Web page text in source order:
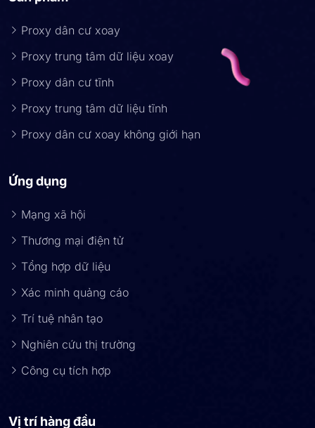
Proxy dân cư xoay
Proxy trung tâm dữ liệu xoay
Proxy dân cư tĩnh
Proxy trung tâm dữ liệu tĩnh
Proxy dân cư xoay không giới hạn
Ứng dụng
Mạng xã hội
Thương mại điện tử
Tổng hợp dữ liệu
Xác minh quảng cáo
Trí tuệ nhân tạo
Nghiên cứu thị trường
Công cụ tích hợp
Vị trí hàng đầu